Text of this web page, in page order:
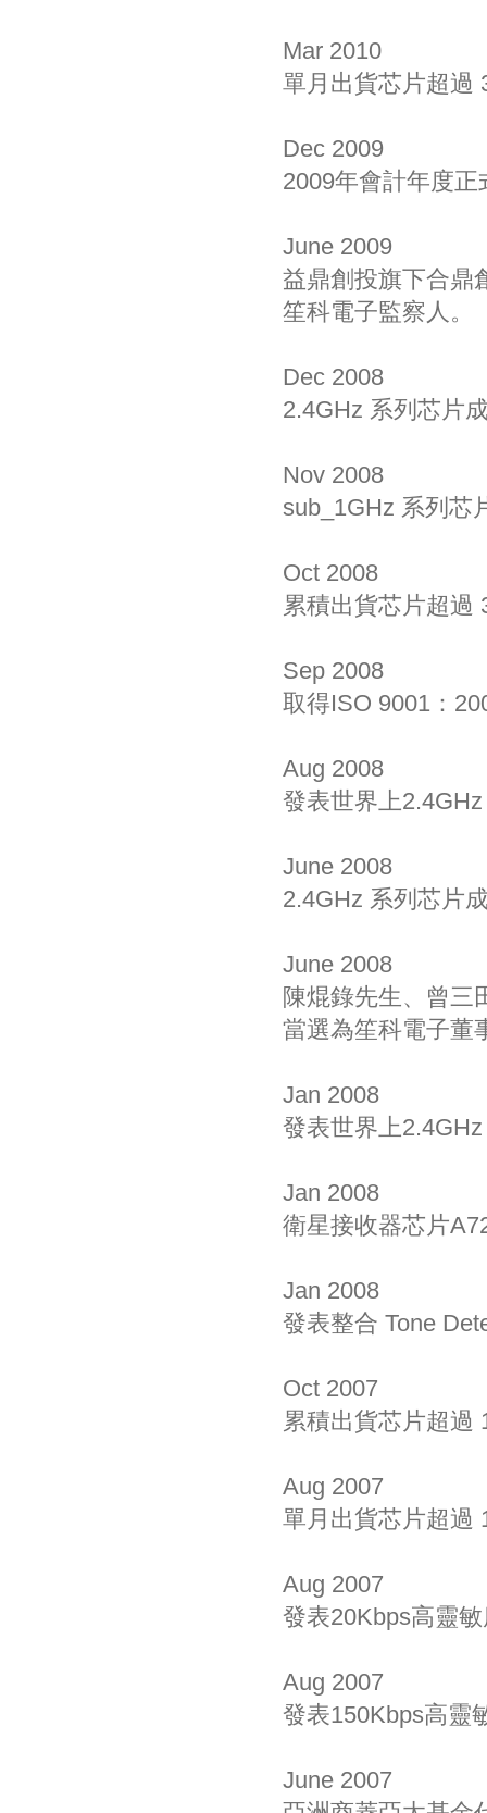
Mar 2010
單月出貨芯片超過
Dec 2009
2009年會計年度正
June 2009
益鼎創投旗下合鼎
笙科電子監察人。
Dec 2008
2.4GHz 系列芯片
Nov 2008
sub_1GHz 系列芯
Oct 2008
累積出貨芯片超過
Sep 2008
取得ISO 9001：
Aug 2008
發表世界上
June 2008
2.4GHz 系列芯片
June 2008
陳焜錄先生、曾三
當選為笙科電子董
Jan 2008
發表世界上
Jan 2008
衛星接收器芯片
Jan 2008
發表整合 Tone
Oct 2007
累積出貨芯片超過
Aug 2007
單月出貨芯片超過
Aug 2007
發表20Kbps高靈
Aug 2007
發表150Kbps高靈
June 2007